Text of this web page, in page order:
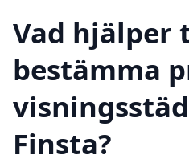
Vad hjälper
bestämma
Finsta?